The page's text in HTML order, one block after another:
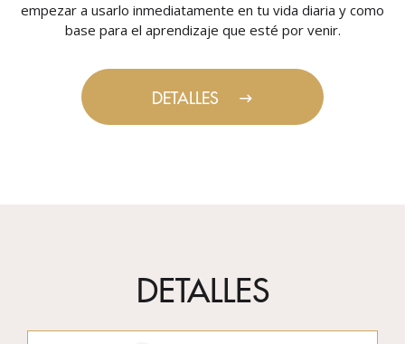
empezar a usarlo inmediatamente en tu vida diaria y como
base para el aprendizaje que esté por venir.
DETALLES
DETALLES